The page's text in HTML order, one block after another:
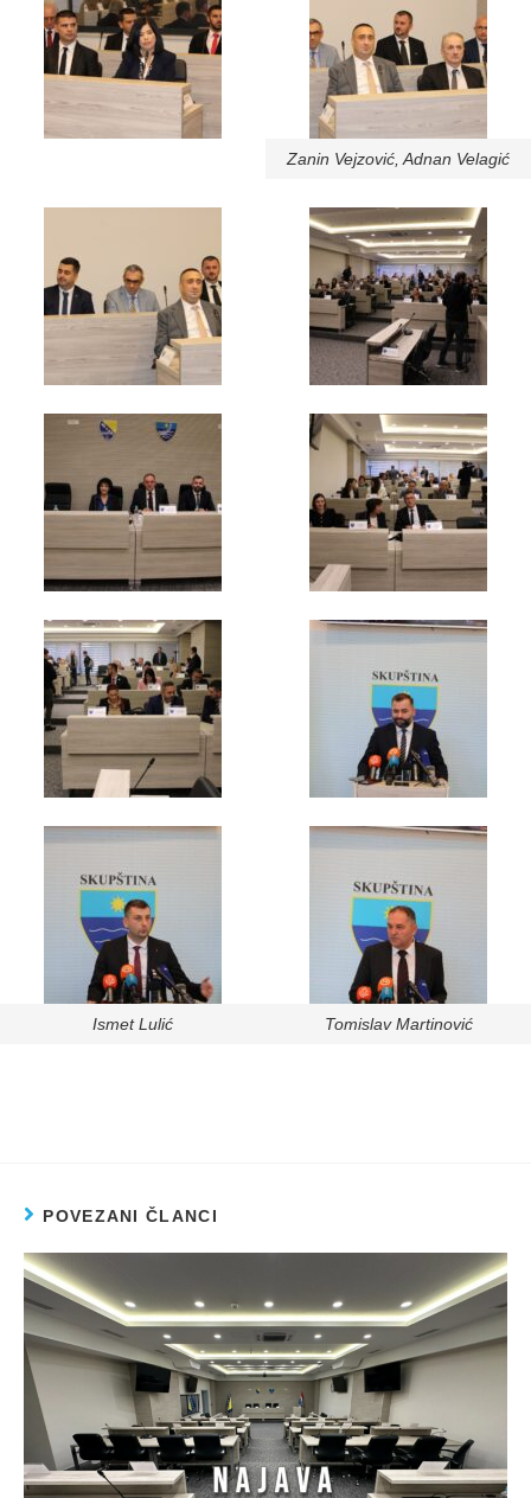
Zanin Vejzović, Adnan Velagić
Ismet Lulić Tomislav Martinović
POVEZANI ČLANCI